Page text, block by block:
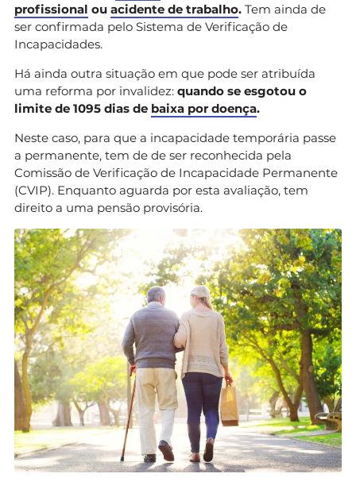
profissional ou acidente de trabalho. Tem ainda de
ser confirmada pelo Sistema de Verificação de
Incapacidades.
Há ainda outra situação em que pode ser atribuída
uma reforma por invalidez: quando se esgotou o
limite de 1095 dias de baixa por doença.
Neste caso, para que a incapacidade temporária passe
a permanente, tem de de ser reconhecida pela
Comissão de Verificação de Incapacidade Permanente
(CVIP). Enquanto aguarda por esta avaliação, tem
direito a uma pensão provisória.